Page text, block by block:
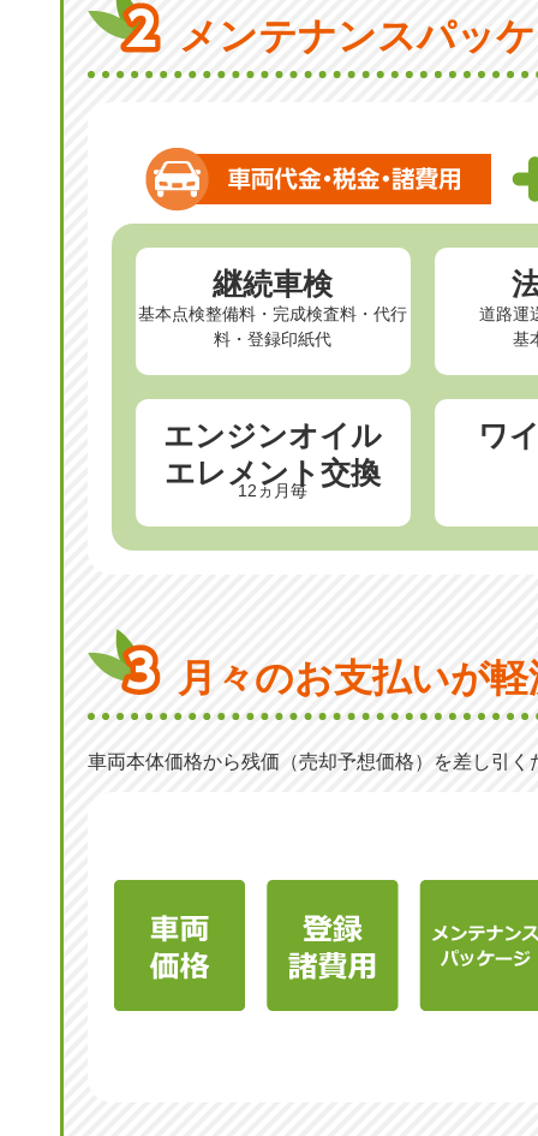
メンテナンスパッ
継続車検
基本点検整備料・完成検査料・代行
料・登録印紙代
道路運
基
エンジンオイル
エレメント交換
12ヵ月毎
ワ
月々のお支払いが軽
車両本体価格から残価（売却予想価格）を差し引く